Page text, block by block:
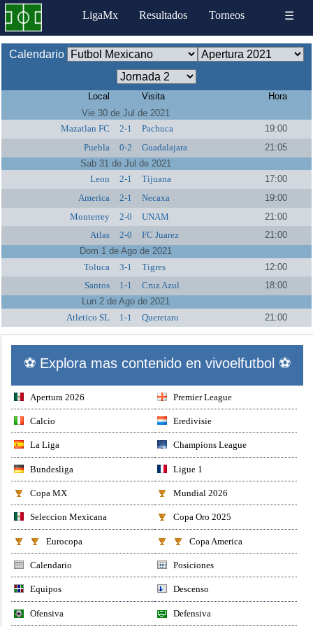
LigaMx Resultados Torneos ☰
Calendario
Local Visita
Hora
Vie 30 de Jul de 2021
Mazatlan FC
2-1 Pachuca
19:00
Puebla
0-2 Guadalajara
21:05
Sab 31 de Jul de 2021
Leon
2-1 Tijuana
17:00
America
2-1 Necaxa
19:00
Monterrey
2-0 UNAM
21:00
Atlas
2-0 FC Juarez
21:00
Dom 1 de Ago de 2021
Toluca
3-1 Tigres
12:00
Santos
1-1 Cruz Azul
18:00
Lun 2 de Ago de 2021
Atletico SL
1-1 Queretaro 21:00
⚽ Explora mas contenido en vivoelfutbol ⚽
Apertura 2026 Premier League
Calcio Eredivisie
La Liga Champions League
Bundesliga Ligue 1
Copa MX Mundial 2026
Seleccion Mexicana Copa Oro 2025
Eurocopa Copa America
Calendario Posiciones
Equipos Descenso
Ofensiva Defensiva